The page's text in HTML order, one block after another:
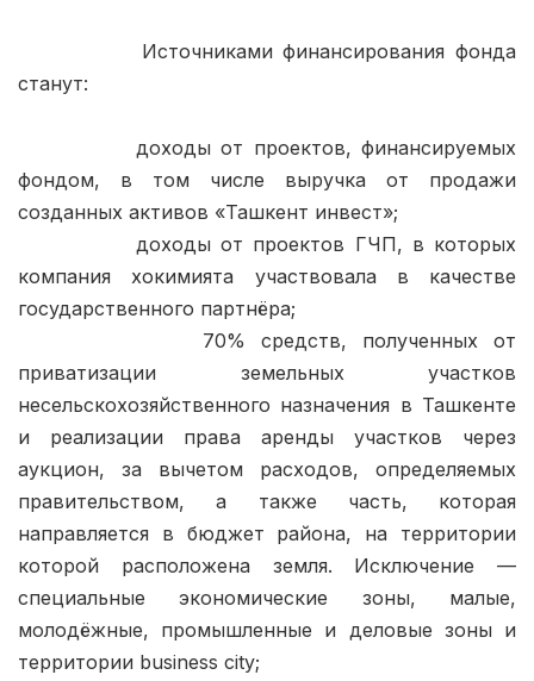
станут:
            доходы от проектов, финансируемых
фондом, в том числе выручка от продажи
созданных активов «Ташкент инвест»;
компания хокимията участвовала в качестве
государственного партнёра;
приватизации земельных участков
несельскохозяйственного назначения в Ташкенте
и реализации права аренды участков через
аукцион, за вычетом расходов, определяемых
правительством, а также часть, которая
направляется в бюджет района, на территории
которой расположена земля. Исключение —
специальные экономические зоны, малые,
молодёжные, промышленные и деловые зоны и
территории business city;